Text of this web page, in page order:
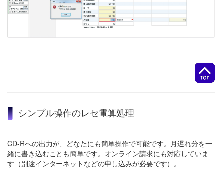
シンプル操作のレセ電算処理
CD-Rへの出力が、どなたにも簡単操作で可能です。月遅れ分を一
緒に書き込むことも簡単です。オンライン請求にも対応していま
す（別途インターネットなどの申し込みが必要です）。